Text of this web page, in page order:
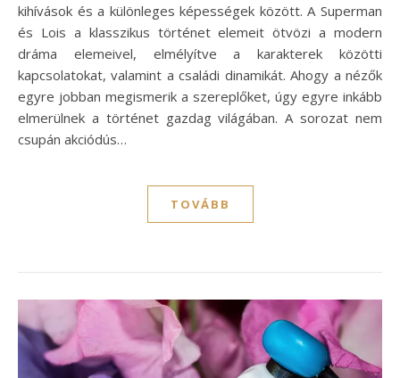
kihívások és a különleges képességek között. A Superman
és Lois a klasszikus történet elemeit ötvözi a modern
dráma elemeivel, elmélyítve a karakterek közötti
kapcsolatokat, valamint a családi dinamikát. Ahogy a nézők
egyre jobban megismerik a szereplőket, úgy egyre inkább
elmerülnek a történet gazdag világában. A sorozat nem
csupán akciódús…
TOVÁBB